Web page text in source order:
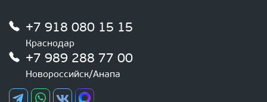
+7 918 080 15 15
Краснодар
+7 989 288 77 00
Новороссийск/Анапа